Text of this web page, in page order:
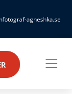
agneshka.se